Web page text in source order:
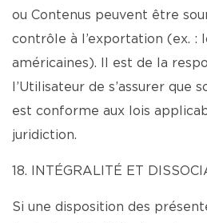
ou Contenus peuvent être
contrôle à l’exportation (ex. :
américaines). Il est de la
l’Utilisateur de s’assurer que
est conforme aux lois
juridiction.
18. INTÉGRALITÉ ET
Si une disposition des